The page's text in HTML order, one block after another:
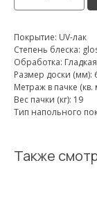
Покрытие: UV-лак
Степень блеска:
Обработка:
Размер доски (мм):
Метраж в пачке (кв.
Вес пачки (кг): 19
Тип напольного
Также